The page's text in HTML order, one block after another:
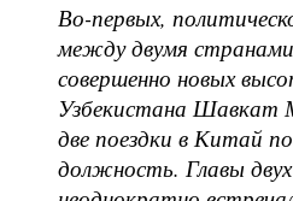
Во-первых,
между двумя
совершенно новых
Узбекистана Шавкат
две поездки в Китай
должность. Главы